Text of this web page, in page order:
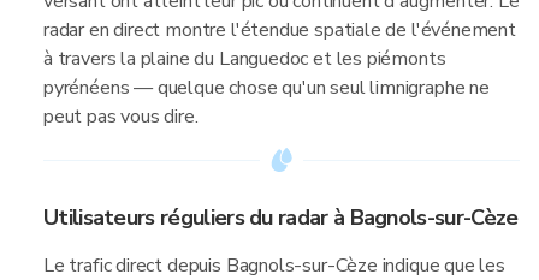
radar en direct montre l'étendue spatiale de l'événement
à travers la plaine du Languedoc et les piémonts
pyrénéens — quelque chose qu'un seul limnigraphe ne
peut pas vous dire.
Utilisateurs réguliers du radar à Bagnols-sur-Cèze
Le trafic direct depuis Bagnols-sur-Cèze indique que les